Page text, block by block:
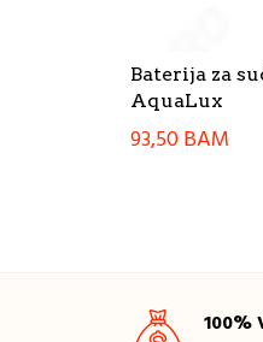
Baterija za
AquaLux
93,50BAM
100%